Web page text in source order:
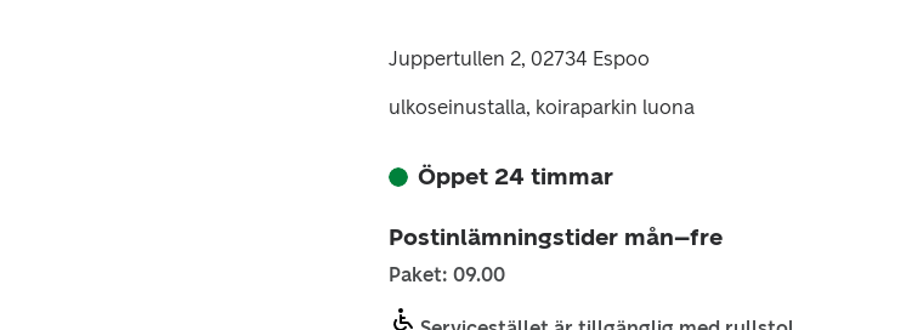
Juppertullen 2, 02734 Espoo
ulkoseinustalla, koiraparkin luona
Öppet 24 timmar
Postinlämningstider mån–fre
Paket: 09.00